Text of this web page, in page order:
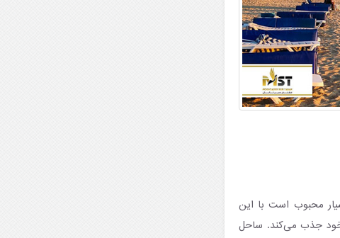
محبوب است با این
خود جذب می‌کند. ساحل